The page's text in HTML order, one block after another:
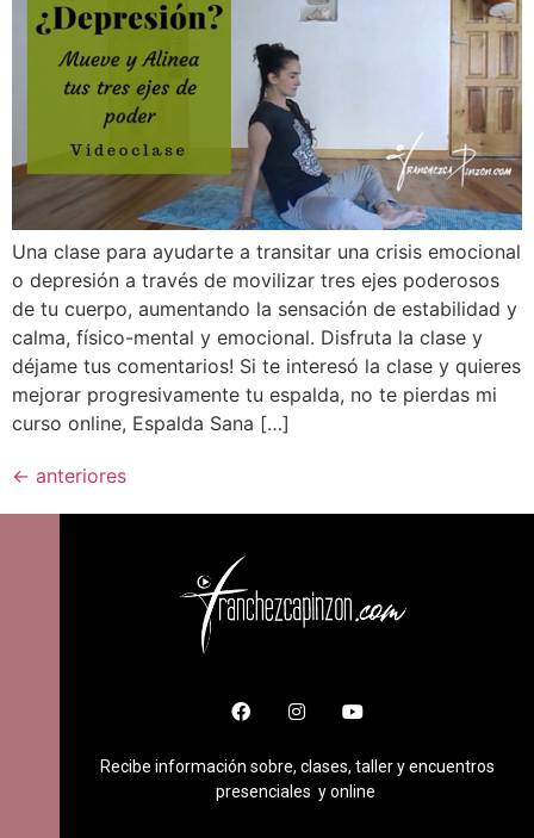
Una clase para ayudarte a transitar una crisis emocional
o depresión a través de movilizar tres ejes poderosos
de tu cuerpo, aumentando la sensación de estabilidad y
calma, físico-mental y emocional. Disfruta la clase y
déjame tus comentarios! Si te interesó la clase y quieres
mejorar progresivamente tu espalda, no te pierdas mi
curso online, Espalda Sana […]
← anteriores
Recibe información sobre, clases, taller y encuentros
presenciales y online